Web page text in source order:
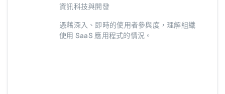
資訊科技與開發
憑藉深入、即時的使用者參與度，理解組織
使用 SaaS 應用程式的情況。